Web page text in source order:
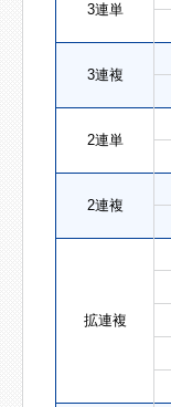
3連単
3連複
2連単
2連複
拡連複